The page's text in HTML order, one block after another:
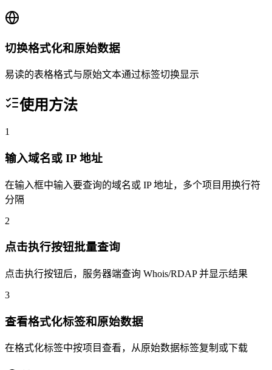
切换格式化和原始数据
易读的表格格式与原始文本通过标签切换显示
使用方法
1
输入域名或 IP 地址
在输入框中输入要查询的域名或 IP 地址，多个项目用换行符
分隔
2
点击执行按钮批量查询
点击执行按钮后，服务器端查询 Whois/RDAP 并显示结果
3
查看格式化标签和原始数据
在格式化标签中按项目查看，从原始数据标签复制或下载